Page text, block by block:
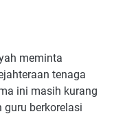
meminta
tenaga
ini masih kurang
guru berkorelasi